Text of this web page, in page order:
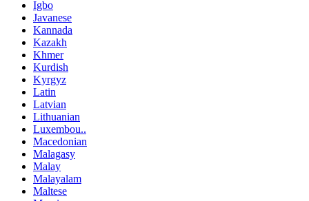
Igbo
Javanese
Kannada
Kazakh
Khmer
Kurdish
Kyrgyz
Latin
Latvian
Lithuanian
Luxembou..
Macedonian
Malagasy
Malay
Malayalam
Maltese